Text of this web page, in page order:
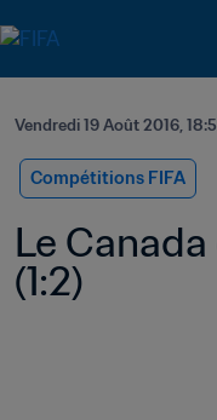
Vendredi 19 Août 2016,
Compétitions FIFA
Le
(1:2)